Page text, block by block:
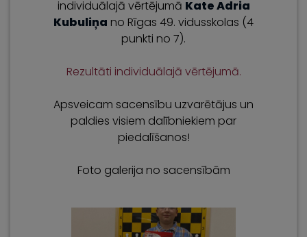
individuālajā vērtējumā Kate Adria
Kubuliņa no Rīgas 49. vidusskolas (4
punkti no 7).
Rezultāti individuālajā vērtējumā.
Apsveicam sacensību uzvarētājus un
paldies visiem dalībniekiem par
piedalīšanos!
Foto galerija no sacensībām